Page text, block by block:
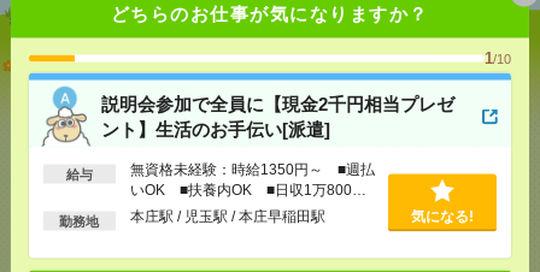
どちらのお仕事が気になりますか？
1/10
説明会参加で全員に【現金2千円相当プレゼ
ント】生活のお手伝い[派遣]
給与
無資格未経験：時給1350円～ ■週払
いOK ■扶養内OK ■日収1万800円
以上
勤務地 本庄駅 / 児玉駅 / 本庄早稲田駅 気になる!
説明会参加で全員に【現金2千円相当プレゼント】生
活のお手伝い[派遣]
[給 与]
無資格未経験：時給1350円～ ■週払い
OK ■扶養内OK ■日収1万800円以上
[交通費]交通費全額支給（ガソリン代もOK！）
本庄駅/ 児玉駅/本庄早稲田駅
気になる！
【オープニング募集】おばあちゃんのお散歩付き添